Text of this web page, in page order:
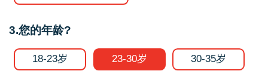
3.您的年龄?
18-23岁 23-30岁 30-35岁